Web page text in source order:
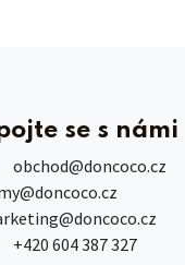
se s námi
obchod@doncoco.cz
+420 604 387 327